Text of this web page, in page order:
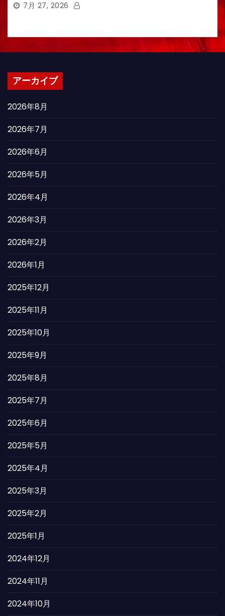
7月 27, 2026
アーカイブ
2026年8月
2026年7月
2026年6月
2026年5月
2026年4月
2026年3月
2026年2月
2026年1月
2025年12月
2025年11月
2025年10月
2025年9月
2025年8月
2025年7月
2025年6月
2025年5月
2025年4月
2025年3月
2025年2月
2025年1月
2024年12月
2024年11月
2024年10月